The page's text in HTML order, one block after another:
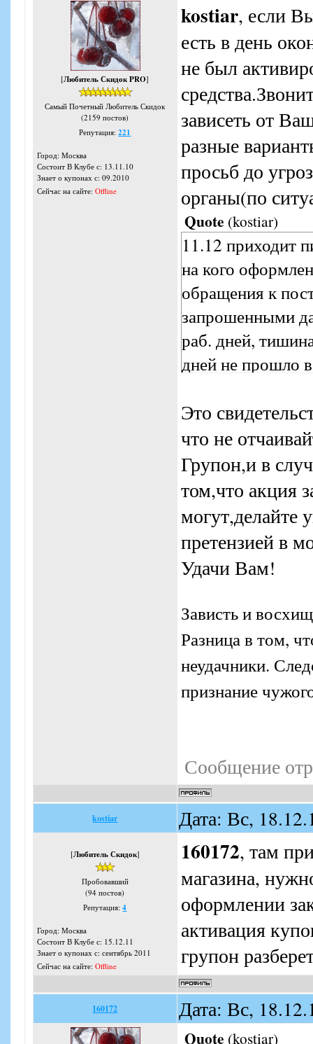
[Любитель Скидок PRO]
Самый Почетный Любитель Скидок
(2159 постов)
Репутация:221
Город: Москва
Состоит В Клубе с: 13.11.10
Знает о купонах с: 09.2010
Сейчас на сайте: Offline
kostiar, если
есть в день
не был
зависеть от
разные
просьб до
органы(по
Quote (kostiar)
11.12 приходит
на кого
обращения к
запрошенными
раб. дней,
дней не прошло
находиться на
во вторник мне
понедельник.
Это
что не
Групон,и в
том,что акция
могут,делайте
претензией в
Удачи Вам!
Зависть и
Разница в том,
неудачники.
признание
Сообщение
kostiar Дата: Вс,
[Любитель Скидок]
Пробовавший
(94 постов)
Репутация:4
Город: Москва
Состоит В Клубе с: 15.12.11
Знает о купонах с: сентябрь 2011
Сейчас на сайте: Offline
160172, там
магазина,
оформлении
активация
групон
160172 Дата: Вс,
Quote (kostiar)